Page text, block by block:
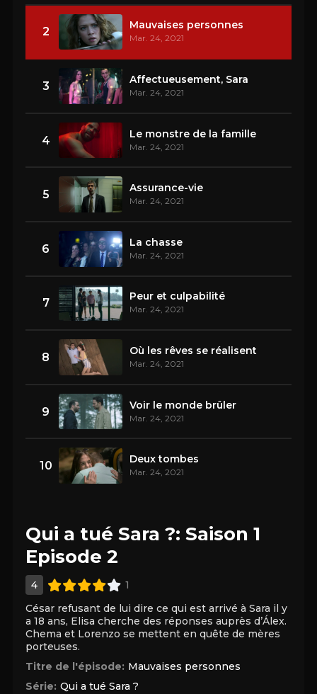
2 Mauvaises personnes
Mar. 24, 2021
3 Affectueusement, Sara
Mar. 24, 2021
4 Le monstre de la famille
Mar. 24, 2021
5 Assurance-vie
Mar. 24, 2021
6 La chasse
Mar. 24, 2021
7 Peur et culpabilité
Mar. 24, 2021
8 Où les rêves se réalisent
Mar. 24, 2021
9 Voir le monde brûler
Mar. 24, 2021
10 Deux tombes
Mar. 24, 2021
Qui a tué Sara ?: Saison 1
Episode 2
4
1
César refusant de lui dire ce qui est arrivé à Sara il y
a 18 ans, Elisa cherche des réponses auprès d’Álex.
Chema et Lorenzo se mettent en quête de mères
porteuses.
Titre de l'épisode: Mauvaises personnes
Série: Qui a tué Sara ?